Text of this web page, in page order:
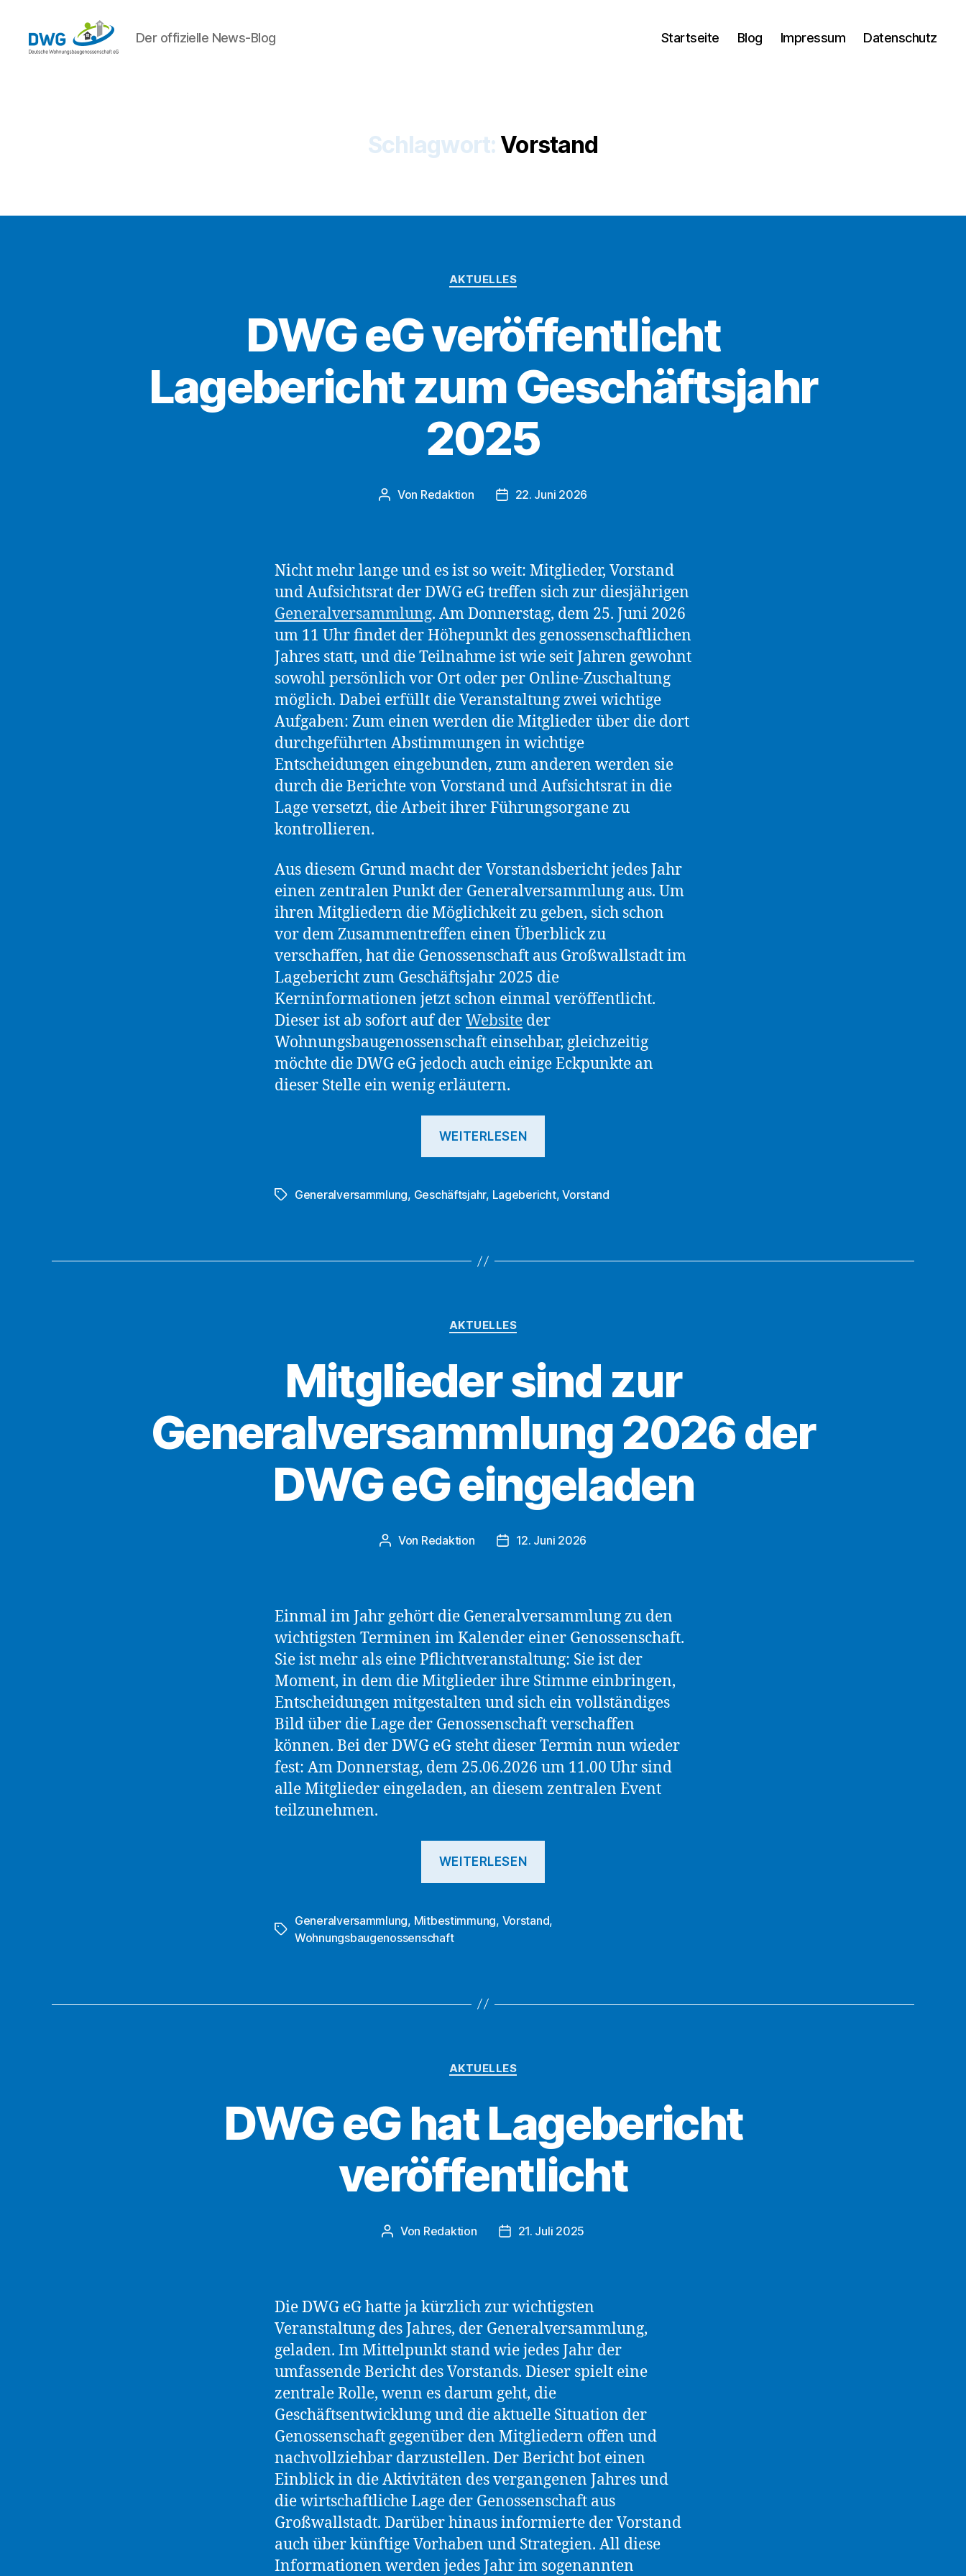
Der offizielle News-Blog Startseite Blog Impressum Datenschutz
Schlagwort: Vorstand
Kategorien
AKTUELLES
DWG eG veröffentlicht
Lagebericht zum Geschäftsjahr
2025
Beitragsautor
Von Redaktion Beitragsdatum
22. Juni 2026
Nicht mehr lange und es ist so weit: Mitglieder, Vorstand
und Aufsichtsrat der DWG eG treffen sich zur diesjährigen
Generalversammlung. Am Donnerstag, dem 25. Juni 2026
um 11 Uhr findet der Höhepunkt des genossenschaftlichen
Jahres statt, und die Teilnahme ist wie seit Jahren gewohnt
sowohl persönlich vor Ort oder per Online-Zuschaltung
möglich. Dabei erfüllt die Veranstaltung zwei wichtige
Aufgaben: Zum einen werden die Mitglieder über die dort
durchgeführten Abstimmungen in wichtige
Entscheidungen eingebunden, zum anderen werden sie
durch die Berichte von Vorstand und Aufsichtsrat in die
Lage versetzt, die Arbeit ihrer Führungsorgane zu
kontrollieren.
Aus diesem Grund macht der Vorstandsbericht jedes Jahr
einen zentralen Punkt der Generalversammlung aus. Um
ihren Mitgliedern die Möglichkeit zu geben, sich schon
vor dem Zusammentreffen einen Überblick zu
verschaffen, hat die Genossenschaft aus Großwallstadt im
Lagebericht zum Geschäftsjahr 2025 die
Kerninformationen jetzt schon einmal veröffentlicht.
Dieser ist ab sofort auf derWebsite der
Wohnungsbaugenossenschaft einsehbar, gleichzeitig
möchte die DWG eG jedoch auch einige Eckpunkte an
dieser Stelle ein wenig erläutern.
WEITERLESEN
Lagebericht
2025“
Schlagwörter
Generalversammlung, Geschäftsjahr, Lagebericht,Vorstand
Kategorien
AKTUELLES
Mitglieder sind zur
Generalversammlung 2026 der
DWG eG eingeladen
Beitragsautor
Von Redaktion Beitragsdatum
12. Juni 2026
Einmal im Jahr gehört die Generalversammlung zu den
wichtigsten Terminen im Kalender einer Genossenschaft.
Sie ist mehr als eine Pflichtveranstaltung: Sie ist der
Moment, in dem die Mitglieder ihre Stimme einbringen,
Entscheidungen mitgestalten und sich ein vollständiges
Bild über die Lage der Genossenschaft verschaffen
können. Bei der DWG eG steht dieser Termin nun wieder
fest: Am Donnerstag, dem 25.06.2026 um 11.00 Uhr sind
alle Mitglieder eingeladen, an diesem zentralen Event
teilzunehmen.
WEITERLESEN
Generalversammlung
eG
Schlagwörter
Generalversammlung, Mitbestimmung, Vorstand,
Wohnungsbaugenossenschaft
Kategorien
AKTUELLES
DWG eG hat Lagebericht
veröffentlicht
Beitragsautor
Von Redaktion Beitragsdatum
21. Juli 2025
Die DWG eG hatte ja kürzlich zur wichtigsten
Veranstaltung des Jahres, der Generalversammlung,
geladen. Im Mittelpunkt stand wie jedes Jahr der
umfassende Bericht des Vorstands. Dieser spielt eine
zentrale Rolle, wenn es darum geht, die
Geschäftsentwicklung und die aktuelle Situation der
Genossenschaft gegenüber den Mitgliedern offen und
nachvollziehbar darzustellen. Der Bericht bot einen
Einblick in die Aktivitäten des vergangenen Jahres und
die wirtschaftliche Lage der Genossenschaft aus
Großwallstadt. Darüber hinaus informierte der Vorstand
auch über künftige Vorhaben und Strategien. All diese
Informationen werden jedes Jahr im sogenannten